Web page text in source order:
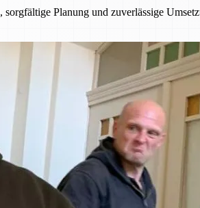
Planung und zuverlässige